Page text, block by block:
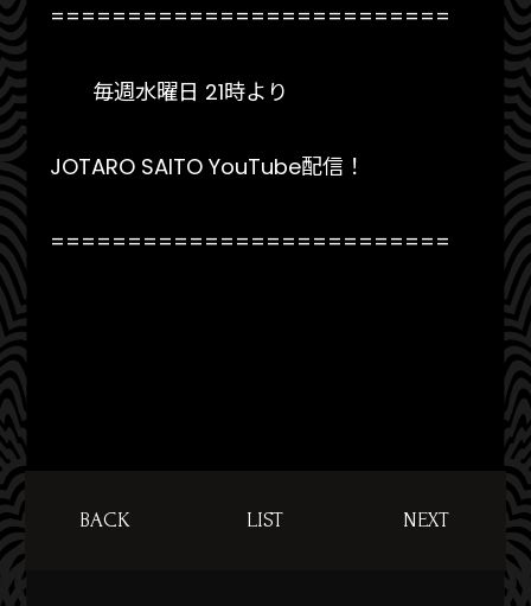
==========================
毎週水曜日 21時より
JOTARO SAITO YouTube配信！
==========================
BACK LIST NEXT